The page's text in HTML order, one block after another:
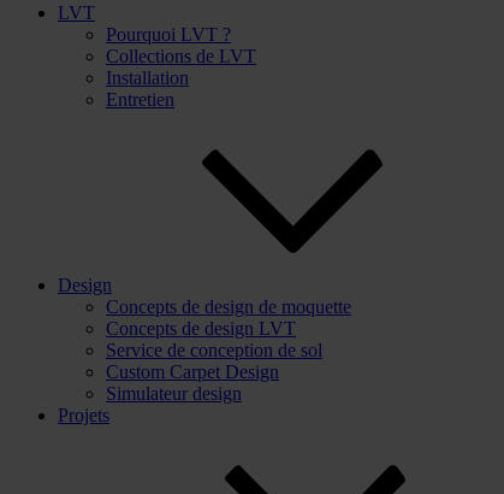
LVT
Pourquoi LVT ?
Collections de LVT
Installation
Entretien
Design
Concepts de design de moquette
Concepts de design LVT
Service de conception de sol
Custom Carpet Design
Simulateur design
Projets